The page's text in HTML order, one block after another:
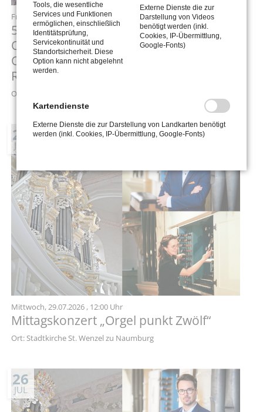
Freitag,31.07.2026 , 19:30 Uhr
5. Konzert des Internationalen
Orgelsommers: «Musik für Violine und
Orgel: Zwischen Frühbarock und
Romantik»
Ort: Stadtkirche St. Wenzel zu Naumburg
29
JUL
Mittwoch,29.07.2026 , 12:00 Uhr
Mittagskonzert „Orgel punkt Zwölf“
Ort: Stadtkirche St. Wenzel zu Naumburg
26
JUL
Tools, die wesentliche
Services und Funktionen
ermöglichen, einschließlich
Identitätsprüfung,
Servicekontinuität und
Standortsicherheit. Diese
Option kann nicht abgelehnt
werden.
Externe Dienste die zur
Darstellung von Videos
benötigt werden (inkl.
Cookies, IP-Übermittlung,
Google-Fonts)
Kartendienste
Externe Dienste die zur Darstellung von Landkarten benötigt
werden (inkl. Cookies, IP-Übermittlung, Google-Fonts)